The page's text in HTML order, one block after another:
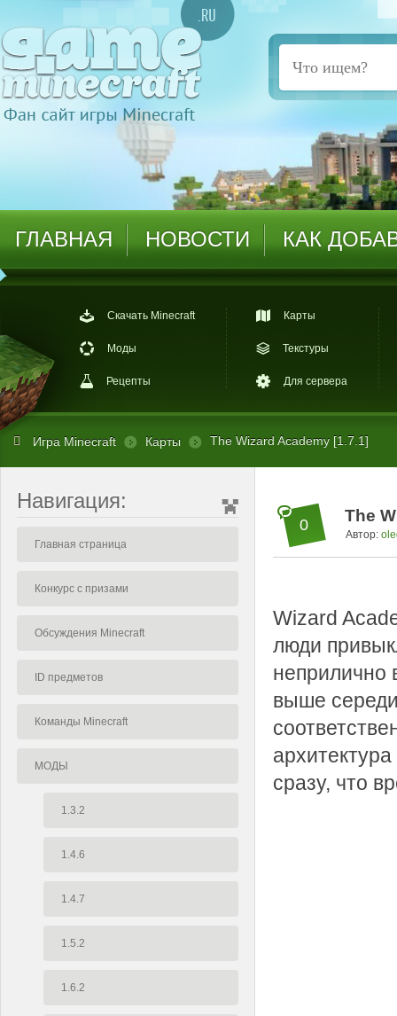
ГЛАВНАЯ НОВОСТИ КАК
Скачать Minecraft
Моды
Рецепты
Карты
Текстуры
Для сервера
Игра Minecraft Карты The Wizard Academy [1.7.1]
Навигация:
Главная страница
Конкурс с призами
Обсуждения Minecraft
ID предметов
Команды Minecraft
МОДЫ
1.3.2
1.4.6
1.4.7
1.5.2
1.6.2
0 The
Автор:
Wizard
люди
неприлично
выше
сразу, что